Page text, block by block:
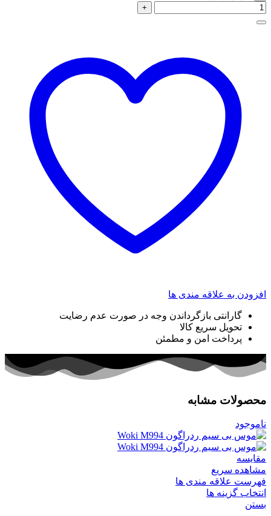
افزودن به علاقه مندی ها
گارانتی بازگرداندن وجه در صورت عدم رضایت
تحویل سریع کالا
پرداخت امن و مطمئن
محصولات مشابه
ناموجود
مقایسه
مشاهده سریع
فهرست علاقه مندی ها
انتخاب گزینه ها
بستن